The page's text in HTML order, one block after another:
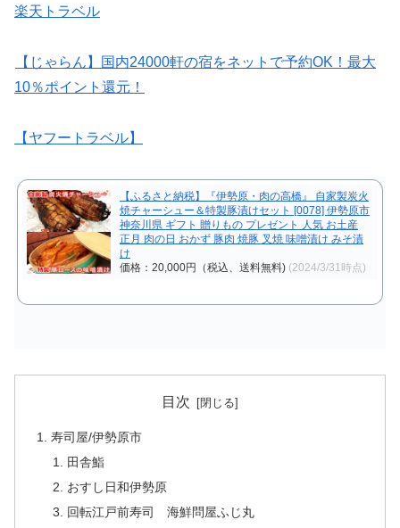
楽天トラベル
【じゃらん】国内24000軒の宿をネットで予約OK！最大
10％ポイント還元！
【ヤフートラベル】
【ふるさと納税】『伊勢原・肉の高橋』 自家製炭火
焼チャーシュー＆特製豚漬けセット [0078] 伊勢原市
神奈川県 ギフト 贈りもの プレゼント 人気 お土産
正月 肉の日 おかず 豚肉 焼豚 叉焼 味噌漬け みそ漬
け
価格：20,000円（税込、送料無料) (2024/3/31時点)
目次
寿司屋/伊勢原市
田舎鮨
おすし日和伊勢原
回転江戸前寿司 海鮮問屋ふじ丸